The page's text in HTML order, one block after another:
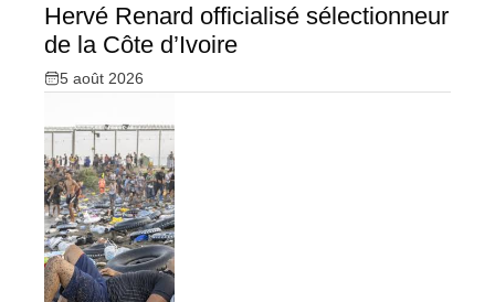
Hervé Renard officialisé sélectionneur
de la Côte d’Ivoire
5 août 2026